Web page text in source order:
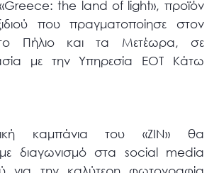
the land of light», προϊόν
που πραγματοποίησε στον
Πήλιο και τα Μετέωρα, σε
με την Υπηρεσία ΕΟΤ Κάτω
καμπάνια του «ZIN» θα
διαγωνισμό στα social media